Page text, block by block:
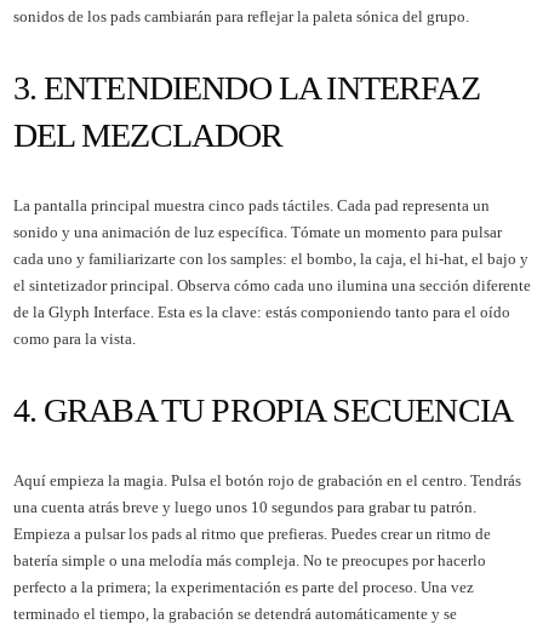
sonidos de los pads cambiarán para reflejar la paleta sónica del grupo.
3. ENTENDIENDO LA INTERFAZ
DEL MEZCLADOR
La pantalla principal muestra cinco pads táctiles. Cada pad representa un
sonido y una animación de luz específica. Tómate un momento para pulsar
cada uno y familiarizarte con los samples: el bombo, la caja, el hi-hat, el bajo y
el sintetizador principal. Observa cómo cada uno ilumina una sección diferente
de la Glyph Interface. Esta es la clave: estás componiendo tanto para el oído
como para la vista.
4. GRABA TU PROPIA SECUENCIA
Aquí empieza la magia. Pulsa el botón rojo de grabación en el centro. Tendrás
una cuenta atrás breve y luego unos 10 segundos para grabar tu patrón.
Empieza a pulsar los pads al ritmo que prefieras. Puedes crear un ritmo de
batería simple o una melodía más compleja. No te preocupes por hacerlo
perfecto a la primera; la experimentación es parte del proceso. Una vez
terminado el tiempo, la grabación se detendrá automáticamente y se